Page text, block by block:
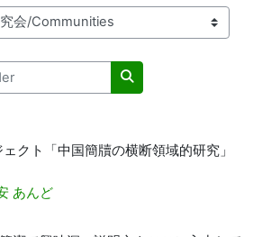
Søk etter studiesider
クト「中国簡牘の横断領域的研究」
あんど